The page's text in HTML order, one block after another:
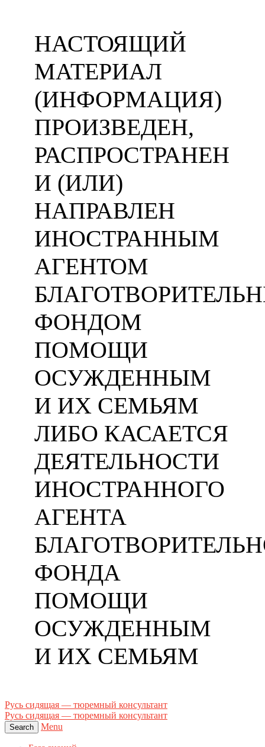
НАСТОЯЩИЙ
МАТЕРИАЛ
(ИНФОРМАЦИЯ)
ПРОИЗВЕДЕН,
РАСПРОСТРАНЕН
И (ИЛИ)
НАПРАВЛЕН
ИНОСТРАННЫМ
АГЕНТОМ
ФОНДОМ
ПОМОЩИ
ОСУЖДЕННЫМ
И ИХ СЕМЬЯМ
ЛИБО КАСАЕТСЯ
ДЕЯТЕЛЬНОСТИ
ИНОСТРАННОГО
АГЕНТА
ФОНДА
ПОМОЩИ
ОСУЖДЕННЫМ
И ИХ СЕМЬЯМ
Русь сидящая — тюремный консультант
Русь сидящая — тюремный консультант
Search Menu